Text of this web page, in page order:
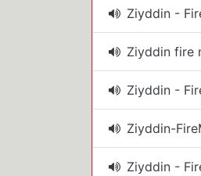
Ziyddin -
Ziyddin fire
Ziyddin -
Ziyddin-
Ziyddin -